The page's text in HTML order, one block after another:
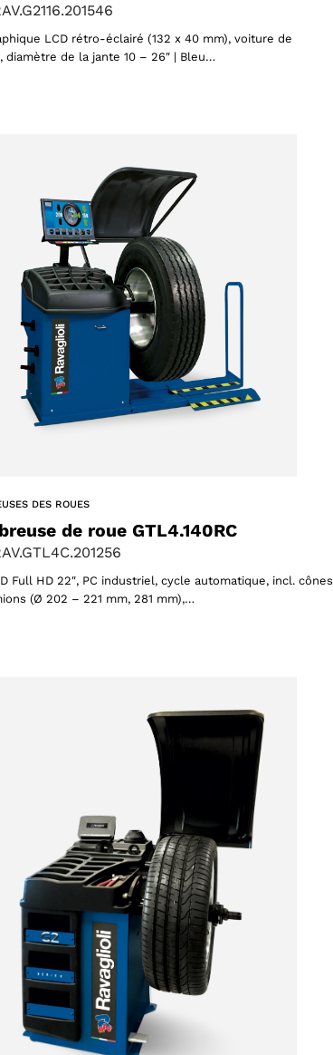
LCD rétro-éclairé (132 x 40 mm), voiture de
diamètre de la jante 10 – 26″ | Bleu…
DES ROUES
de roue GTL4.140RC
Full HD 22″, PC industriel, cycle automatique, incl. cônes
(Ø 202 – 221 mm, 281 mm),…